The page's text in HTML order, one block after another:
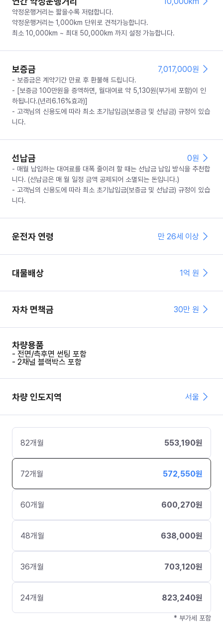
약정운행거리는 짧을수록 저렴합니다.
약정운행거리는 1,000km 단위로 견적가능합니다.
최소 10,000km ~ 최대 50,000km 까지 설정 가능합니다.
보증금 7,017,000원
- 보증금은 계약기간 만료 후 환불해 드립니다.
- [보증금 100만원을 증액하면, 월대여료 약 5,130원(부가세 포함)이 인
하됩니다.(년리6.16%효과)]
- 고객님의 신용도에 따라 최소 초기납입금(보증금 및 선납금) 규정이 있습
니다.
선납금 0원
- 매월 납입하는 대여료를 대폭 줄이려 할 때는 선납금 납입 방식을 추천합
니다. (선납금은 매 월 일정 금액 공제되어 소멸되는 돈입니다.)
- 고객님의 신용도에 따라 최소 초기납입금(보증금 및 선납금) 규정이 있습
니다.
운전자 연령 만 26세 이상
대물배상 1억 원
자차 면책금 30만 원
차량용품
- 전면/측후면 썬팅 포함
- 2채널 블랙박스 포함
차량 인도지역 서울
82개월 553,190원
72개월 572,550원
60개월 600,270원
48개월 638,000원
36개월 703,120원
24개월 823,240원
* 부가세 포함